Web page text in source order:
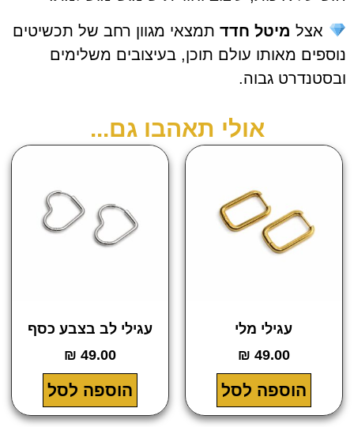
מיטל חדדתמצאי מגוון רחב של תכשיטים
מאותו עולם תוכן, בעיצובים משלימים
גבוה.
אולי תאהבו גם...
עגילי מלי
₪49.00
הוספה לסל
עגילי לב בצבע כסף
₪49.00
הוספה לסל